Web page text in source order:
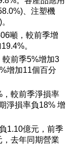
、注塑機
噸，較前季增
。
前季5%增加3
增加11個百分
較前季淨損率
淨損率負18% 增
1.10億元，前季
去年同期營業